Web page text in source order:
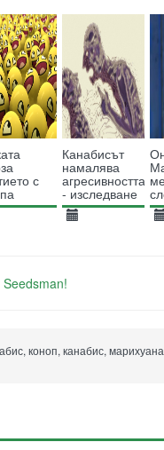
6039
с
Канабисът
намалява
агресивността
- изследване
показва защо
коноп, канабис,